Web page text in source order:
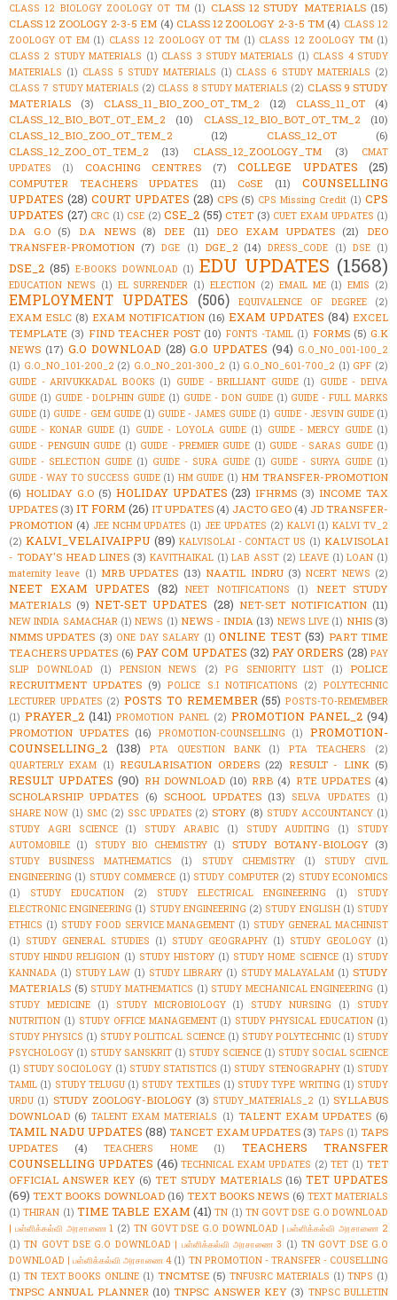
CLASS 12 BIOLOGY ZOOLOGY OT TM (1) CLASS 12 STUDY MATERIALS (15)
CLASS 12 ZOOLOGY 2-3-5 EM (4) CLASS 12 ZOOLOGY 2-3-5 TM (4) CLASS 12
ZOOLOGY OT EM (1) CLASS 12 ZOOLOGY OT TM (1) CLASS 12 ZOOLOGY TM (1)
CLASS 2 STUDY MATERIALS (1) CLASS 3 STUDY MATERIALS (1) CLASS 4 STUDY
MATERIALS (1) CLASS 5 STUDY MATERIALS (1) CLASS 6 STUDY MATERIALS (2)
CLASS 7 STUDY MATERIALS (2) CLASS 8 STUDY MATERIALS (2) CLASS 9 STUDY
MATERIALS
(3) CLASS_11_BIO_ZOO_OT_TM_2 (12) CLASS_11_OT
(4)
CLASS_12_BIO_BOT_OT_EM_2
(10) CLASS_12_BIO_BOT_OT_TM_2
(10)
CLASS_12_BIO_ZOO_OT_TEM_2
(12) CLASS_12_OT
(6)
CLASS_12_ZOO_OT_TEM_2
(13) CLASS_12_ZOOLOGY_TM (3)
CMAT
UPDATES
(1) COACHING CENTRES (7) COLLEGE UPDATES (25)
COMPUTER TEACHERS UPDATES (11) CoSE (11)
COUNSELLING
UPDATES (28) COURT UPDATES (28) CPS (5) CPS Missing Credit (1) CPS
UPDATES (27) CRC (1) CSE (2) CSE_2 (55) CTET (3) CUET EXAM UPDATES (1)
D.A G.O (5) D.A NEWS (8) DEE (11) DEO EXAM UPDATES (21)
DEO
TRANSFER-PROMOTION (7) DGE (1) DGE_2 (14) DRESS_CODE (1) DSE (1)
DSE_2 (85) E-BOOKS DOWNLOAD (1) EDU UPDATES (1568)
EDUCATION NEWS (1) EL SURRENDER (1) ELECTION (2) EMAIL ME (1) EMIS (2)
EMPLOYMENT UPDATES (506) EQUIVALENCE OF DEGREE (2)
EXAM ESLC (8) EXAM NOTIFICATION (16) EXAM UPDATES (84) EXCEL
TEMPLATE (3) FIND TEACHER POST (10) FONTS -TAMIL (1) FORMS (5) G.K
NEWS (17) G.O DOWNLOAD (28) G.O UPDATES (94) G.O_NO_001-100_2
(1) G.O_NO_101-200_2 (2) G.O_NO_201-300_2 (1) G.O_NO_601-700_2 (1) GPF (2)
GUIDE - ARIVUKKADAL BOOKS (1) GUIDE - BRILLIANT GUIDE (1) GUIDE - DEIVA
GUIDE (1) GUIDE - DOLPHIN GUIDE (1) GUIDE - DON GUIDE (1) GUIDE - FULL MARKS
GUIDE (1) GUIDE - GEM GUIDE (1) GUIDE - JAMES GUIDE (1) GUIDE - JESVIN GUIDE (1)
GUIDE - KONAR GUIDE (1) GUIDE - LOYOLA GUIDE (1) GUIDE - MERCY GUIDE (1)
GUIDE - PENGUIN GUIDE (1) GUIDE - PREMIER GUIDE (1) GUIDE - SARAS GUIDE (1)
GUIDE - SELECTION GUIDE (1) GUIDE - SURA GUIDE (1) GUIDE - SURYA GUIDE (1)
GUIDE - WAY TO SUCCESS GUIDE (1) HM GUIDE (1) HM TRANSFER-PROMOTION
(6) HOLIDAY G.O (5) HOLIDAY UPDATES (23) IFHRMS (3) INCOME TAX
UPDATES (3) IT FORM (26) IT UPDATES (4) JACTO GEO (4) JD TRANSFER-
PROMOTION (4) JEE NCHM UPDATES (1) JEE UPDATES (2) KALVI (1) KALVI TV_2
(2) KALVI_VELAIVAIPPU (89) KALVISOLAI - CONTACT US (1) KALVISOLAI
- TODAY'S HEAD LINES (3) KAVITHAIKAL (1) LAB ASST (2) LEAVE (1) LOAN (1)
maternity leave (1) MRB UPDATES (13) NAATIL INDRU (3) NCERT NEWS (2)
NEET EXAM UPDATES (82) NEET NOTIFICATIONS (1)
NEET STUDY
MATERIALS (9) NET-SET UPDATES (28) NET-SET NOTIFICATION (11)
NEW INDIA SAMACHAR (1) NEWS (1) NEWS - INDIA (13) NEWS LIVE (1) NHIS (3)
NMMS UPDATES (3) ONE DAY SALARY (1) ONLINE TEST (53) PART TIME
TEACHERS UPDATES (6) PAY COM UPDATES (32) PAY ORDERS (28) PAY
SLIP DOWNLOAD
(1) PENSION NEWS (2) PG SENIORITY LIST (1)
POLICE
RECRUITMENT UPDATES (9) POLICE S.I NOTIFICATIONS (2) POLYTECHNIC
LECTURER UPDATES (2) POSTS TO REMEMBER (55) POSTS-TO-REMEMBER
(1) PRAYER_2 (141) PROMOTION PANEL (2) PROMOTION PANEL_2 (94)
PROMOTION UPDATES (16) PROMOTION-COUNSELLING (1)
PROMOTION-
COUNSELLING_2 (138) PTA QUESTION BANK (1) PTA TEACHERS
(2)
QUARTERLY EXAM (1) REGULARISATION ORDERS (22) RESULT - LINK (5)
RESULT UPDATES (90) RH DOWNLOAD (10) RRB (4) RTE UPDATES (4)
SCHOLARSHIP UPDATES (6) SCHOOL UPDATES (13) SELVA UPDATES
(1)
SHARE NOW (1) SMC (2) SSC UPDATES (2) STORY (8) STUDY ACCOUNTANCY (1)
STUDY AGRI SCIENCE
(1) STUDY ARABIC (1) STUDY AUDITING (1)
STUDY
AUTOMOBILE (1) STUDY BIO CHEMISTRY (1) STUDY BOTANY-BIOLOGY (3)
STUDY BUSINESS MATHEMATICS (1) STUDY CHEMISTRY (1)
STUDY CIVIL
ENGINEERING (1) STUDY COMMERCE (1) STUDY COMPUTER (2) STUDY ECONOMICS
(1)
STUDY EDUCATION (2) STUDY ELECTRICAL ENGINEERING (1)
STUDY
ELECTRONIC ENGINEERING (1) STUDY ENGINEERING (2) STUDY ENGLISH (1) STUDY
ETHICS (1) STUDY FOOD SERVICE MANAGEMENT (1) STUDY GENERAL MACHINIST
(1) STUDY GENERAL STUDIES (1) STUDY GEOGRAPHY (1) STUDY GEOLOGY (1)
STUDY HINDU RELIGION (1) STUDY HISTORY (1) STUDY HOME SCIENCE (1) STUDY
KANNADA (1) STUDY LAW (1) STUDY LIBRARY (1) STUDY MALAYALAM (1) STUDY
MATERIALS (5) STUDY MATHEMATICS (1) STUDY MECHANICAL ENGINEERING (1)
STUDY MEDICINE
(1) STUDY MICROBIOLOGY (1) STUDY NURSING (1)
STUDY
NUTRITION (1) STUDY OFFICE MANAGEMENT (1) STUDY PHYSICAL EDUCATION (1)
STUDY PHYSICS (1) STUDY POLITICAL SCIENCE (1) STUDY POLYTECHNIC (1) STUDY
PSYCHOLOGY (1) STUDY SANSKRIT (1) STUDY SCIENCE (1) STUDY SOCIAL SCIENCE
(1) STUDY SOCIOLOGY (1) STUDY STATISTICS (1) STUDY STENOGRAPHY (1) STUDY
TAMIL (1) STUDY TELUGU (1) STUDY TEXTILES (1) STUDY TYPE WRITING (1) STUDY
URDU (1) STUDY ZOOLOGY-BIOLOGY (3) STUDY_MATERIALS_2 (1) SYLLABUS
DOWNLOAD (6) TALENT EXAM MATERIALS (1) TALENT EXAM UPDATES (6)
TAMIL NADU UPDATES (88) TANCET EXAM UPDATES (3) TAPS (1) TAPS
UPDATES
(4) TEACHERS HOME (1)
TEACHERS TRANSFER
COUNSELLING UPDATES (46) TECHNICAL EXAM UPDATES (2) TET (1) TET
OFFICIAL ANSWER KEY (6) TET STUDY MATERIALS (16) TET UPDATES
(69) TEXT BOOKS DOWNLOAD (16) TEXT BOOKS NEWS (6) TEXT MATERIALS
(1) THIRAN (1) TIME TABLE EXAM (41) TN (1) TN GOVT DSE G.O DOWNLOAD
| பள்ளிக்கல்வி அரசாணை 1 (2) TN GOVT DSE G.O DOWNLOAD | பள்ளிக்கல்வி அரசாணை 2
(1) TN GOVT DSE G.O DOWNLOAD | பள்ளிக்கல்வி அரசாணை 3 (1) TN GOVT DSE G.O
DOWNLOAD | பள்ளிக்கல்வி அரசாணை 4 (1) TN PROMOTION - TRANSFER - COUSELLING
(1) TN TEXT BOOKS ONLINE (1) TNCMTSE (5) TNFUSRC MATERIALS (1) TNPS (1)
TNPSC ANNUAL PLANNER (10) TNPSC ANSWER KEY (3) TNPSC BULLETIN